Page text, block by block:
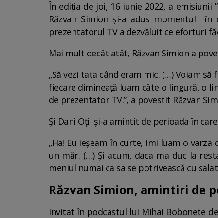
În ediția de joi, 16 iunie 2022, a emisiunii
Răzvan Simion și-a adus momentul în
prezentatorul TV a dezvăluit ce eforturi
Mai mult decât atât, Răzvan Simion a
„Să vezi tata când eram mic. (…) Voiam
fiecare dimineață luam câte o lingură, o
de prezentator TV.”, a povestit Răzvan
Și Dani Oțil și-a amintit de perioada în
„Ha! Eu ieșeam în curte, imi luam o
un măr. (…) Și acum, daca ma duc la
meniul numai ca sa se potrivească cu
Răzvan Simion, amintiri de
Invitat în podcastul lui Mihai Bobonete